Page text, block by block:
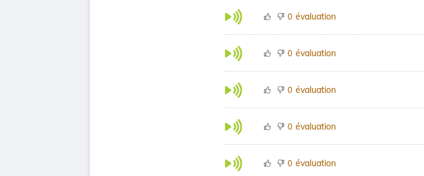
0 évaluation
0 évaluation
0 évaluation
0 évaluation
0 évaluation